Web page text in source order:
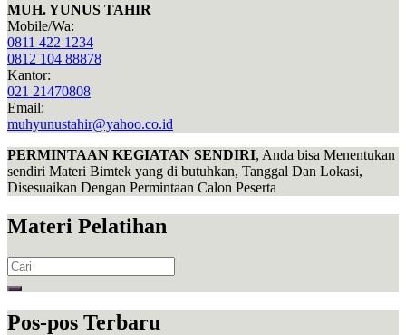
MUH. YUNUS TAHIR
Mobile/Wa:
0811 422 1234
0812 104 88878
Kantor:
021 21470808
Email:
muhyunustahir@yahoo.co.id
PERMINTAAN KEGIATAN SENDIRI, Anda bisa Menentukan
sendiri Materi Bimtek yang di butuhkan, Tanggal Dan Lokasi,
Disesuaikan Dengan Permintaan Calon Peserta
Materi Pelatihan
Search
for:
Pos-pos Terbaru